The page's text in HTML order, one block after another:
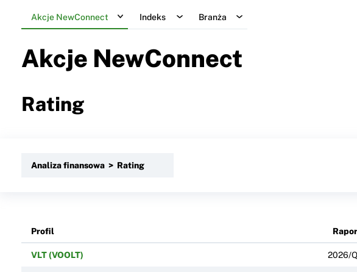
Akcje NewConnect Indeks Branża
Akcje NewConnect
Rating
Analiza finansowa > Rating
Profil
VLT (VOOLT) 2026/